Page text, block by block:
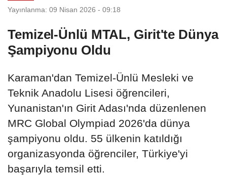
Yayınlanma: 09 Nisan 2026 - 09:18
Temizel-Ünlü MTAL, Girit'te Dünya
Şampiyonu Oldu
Karaman'dan Temizel-Ünlü Mesleki ve
Teknik Anadolu Lisesi öğrencileri,
Yunanistan'ın Girit Adası'nda düzenlenen
MRC Global Olympiad 2026'da dünya
şampiyonu oldu. 55 ülkenin katıldığı
organizasyonda öğrenciler, Türkiye'yi
başarıyla temsil etti.